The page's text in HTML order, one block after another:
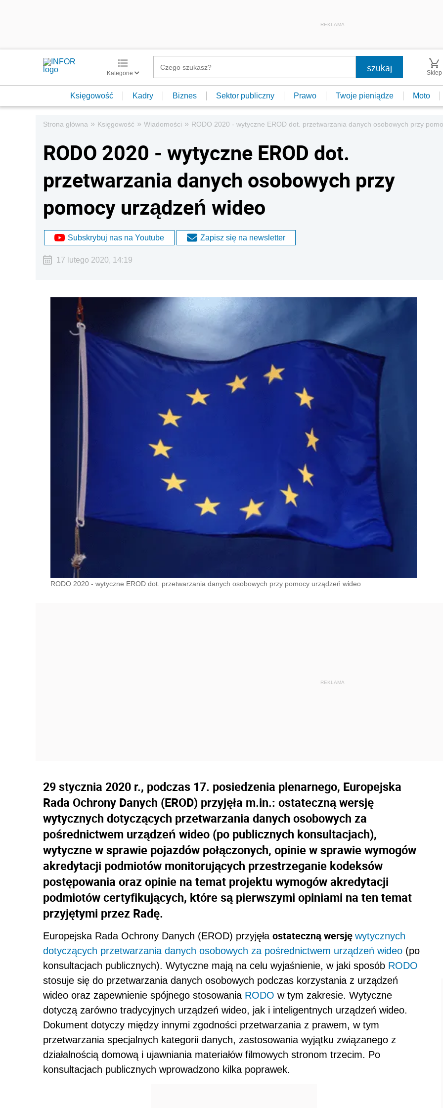
REKLAMA
Kategorie Sklep
Księgowość Kadry Biznes Sektor publiczny Prawo Twoje pieniądze Moto
Strona główna » Księgowość » Wiadomości » RODO 2020 - wytyczne EROD dot. przetwarzania danych osobowych przy
RODO 2020 - wytyczne EROD dot.
przetwarzania danych osobowych przy
pomocy urządzeń wideo
Subskrybuj nas na Youtube Zapisz się na newsletter
17 lutego 2020, 14:19
RODO 2020 - wytyczne EROD dot. przetwarzania danych osobowych przy pomocy urządzeń wideo
29 stycznia 2020 r., podczas 17. posiedzenia plenarnego, Europejska
Rada Ochrony Danych (EROD) przyjęła m.in.: ostateczną wersję
wytycznych dotyczących przetwarzania danych osobowych za
pośrednictwem urządzeń wideo (po publicznych konsultacjach),
wytyczne w sprawie pojazdów połączonych, opinie w sprawie wymogów
akredytacji podmiotów monitorujących przestrzeganie kodeksów
postępowania oraz opinie na temat projektu wymogów akredytacji
podmiotów certyfikujących, które są pierwszymi opiniami na ten temat
przyjętymi przez Radę.
Europejska Rada Ochrony Danych (EROD) przyjęła ostateczną wersję wytycznych
dotyczących przetwarzania danych osobowych za pośrednictwem urządzeń wideo (po
konsultacjach publicznych). Wytyczne mają na celu wyjaśnienie, w jaki sposób RODO
stosuje się do przetwarzania danych osobowych podczas korzystania z urządzeń
wideo oraz zapewnienie spójnego stosowania RODO w tym zakresie. Wytyczne
dotyczą zarówno tradycyjnych urządzeń wideo, jak i inteligentnych urządzeń wideo.
Dokument dotyczy między innymi zgodności przetwarzania z prawem, w tym
przetwarzania specjalnych kategorii danych, zastosowania wyjątku związanego z
działalnością domową i ujawniania materiałów filmowych stronom trzecim. Po
konsultacjach publicznych wprowadzono kilka poprawek.